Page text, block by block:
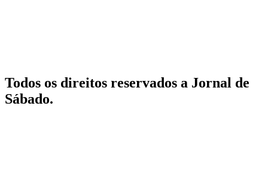
Todos os direitos reservados a Jornal de
Sábado.